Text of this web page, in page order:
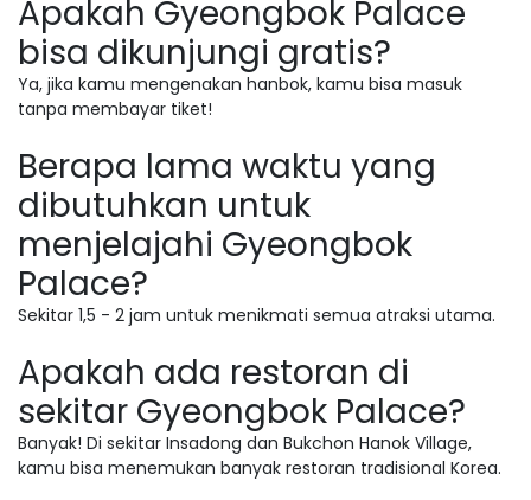
Apakah Gyeongbok Palace
bisa dikunjungi gratis?
Ya, jika kamu mengenakan hanbok, kamu bisa masuk
tanpa membayar tiket!
Berapa lama waktu yang
dibutuhkan untuk
menjelajahi Gyeongbok
Palace?
Sekitar 1,5 - 2 jam untuk menikmati semua atraksi utama.
Apakah ada restoran di
sekitar Gyeongbok Palace?
Banyak! Di sekitar Insadong dan Bukchon Hanok Village,
kamu bisa menemukan banyak restoran tradisional Korea.